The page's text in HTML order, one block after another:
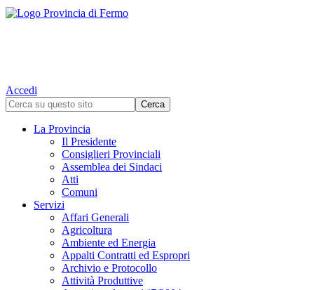
Accedi
La Provincia
Il Presidente
Consiglieri Provinciali
Assemblea dei Sindaci
Atti
Comuni
Servizi
Affari Generali
Agricoltura
Ambiente ed Energia
Appalti Contratti ed Espropri
Archivio e Protocollo
Attività Produttive